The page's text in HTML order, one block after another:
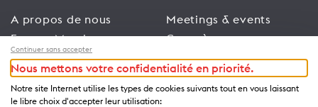
A propos de nous
Espace Membres
Emploi
Conditions générales
d’utilisation
Meetings & events
Congrès
Trade
Espace Médias
Annonceurs
Continuer sans accepter
Nous mettons votre confidentialité en priorité.
Notre site Internet utilise les types de cookies suivants tout en vous laissant
le libre choix d'accepter leur utilisation: